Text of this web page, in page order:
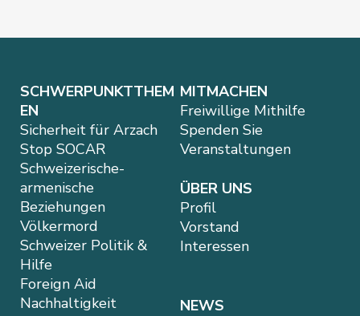
SCHWERPUNKTTHEM
EN
Sicherheit für Arzach
Stop SOCAR
Schweizerische-
armenische
Beziehungen
Völkermord
Schweizer Politik &
Hilfe
Foreign Aid
Nachhaltigkeit
MITMACHEN
Freiwillige Mithilfe
Spenden Sie
Veranstaltungen
ÜBER UNS
Profil
Vorstand
Interessen
NEWS